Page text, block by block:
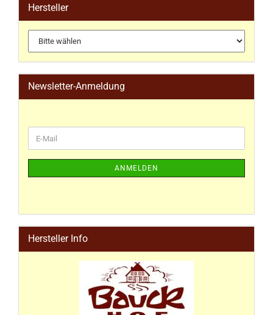
Hersteller
Newsletter-Anmeldung
ANMELDEN
Hersteller Info